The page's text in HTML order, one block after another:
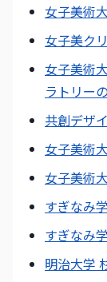
女子美術
女子美ク
女子美術
ラトリー
共創デザ
女子美術
女子美術
すぎなみ
すぎなみ
明治大学